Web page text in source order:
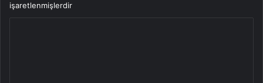
işaretlenmişlerdir